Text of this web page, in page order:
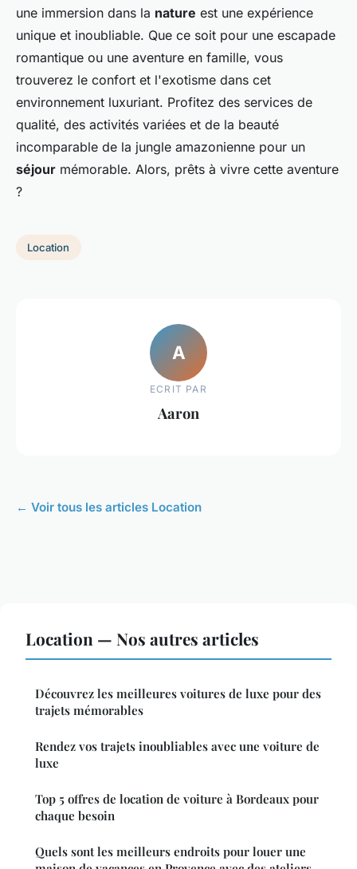
une immersion dans la nature est une expérience
unique et inoubliable. Que ce soit pour une escapade
romantique ou une aventure en famille, vous
trouverez le confort et l'exotisme dans cet
environnement luxuriant. Profitez des services de
qualité, des activités variées et de la beauté
incomparable de la jungle amazonienne pour un
séjour mémorable. Alors, prêts à vivre cette aventure
?
Location
A
ECRIT PAR
Aaron
← Voir tous les articles Location
Location — Nos autres articles
Découvrez les meilleures voitures de luxe pour des
trajets mémorables
Rendez vos trajets inoubliables avec une voiture de
luxe
Top 5 offres de location de voiture à Bordeaux pour
chaque besoin
Quels sont les meilleurs endroits pour louer une